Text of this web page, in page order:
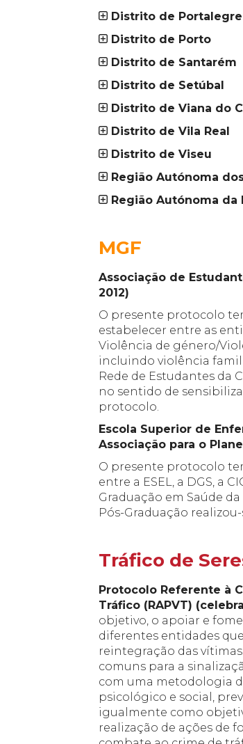
Distrito de Portalegre
Distrito de Porto
Distrito de Santarém
Distrito de Setúbal
Distrito de Viana do
Distrito de Vila Real
Distrito de Viseu
Região Autónoma
Região Autónoma da
MGF
Associação de
2012)
O presente protocolo
estabelecer entre as
Violência de género/
incluindo violência
Rede de Estudantes da
no sentido de
protocolo.
Escola Superior de
Associação para o
O presente protocolo
entre a ESEL, a DGS, a
Graduação em Saúde
Pós-Graduação realizou-
Tráfico de
Protocolo Referente à
Tráfico (RAPVT)
objetivo, o apoiar e
diferentes entidades
reintegração das
comuns para a
com uma metodologia
psicológico e social,
igualmente como
realização de ações de
no
site: